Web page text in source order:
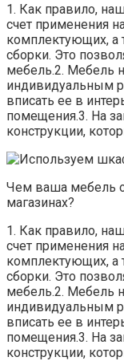
1. Как правило,
счет применения
комплектующих, а
сборки. Это
мебель.2. Мебель
индивидуальным
вписать ее в
помещения.3. На
конструкции,
Чем ваша мебель
магазинах?
1. Как правило,
счет применения
комплектующих, а
сборки. Это
мебель.2. Мебель
индивидуальным
вписать ее в
помещения.3. На
конструкции,